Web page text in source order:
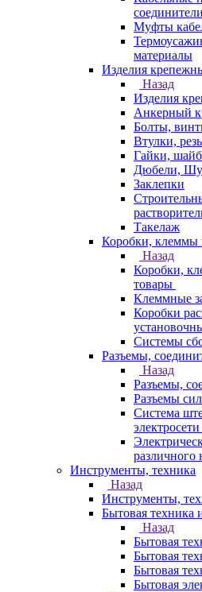
Муфты
материалы
Изделия
Назад
Изделия
Анкерный
Болты,
Втулки,
Гайки,
Дюбели,
Заклепки
Такелаж
Коробки, клеммы
Назад
Коробки,
товары
Клеммные
Коробки
Системы
Разъемы,
Назад
Разъемы,
Разъемы
Система
различного
Инструменты, техника
Назад
Инструменты,
Бытовая техника
Назад
Бытовая
Бытовая
Бытовая
Бытовая